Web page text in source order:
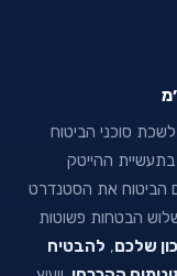
סוכני הביטוח
זאב יופה לאחר 40+ שנה בתעשיית ההייטק
הביטוח את הסטנדרט
הבטחות פשוטות
שלכם, להבטיח